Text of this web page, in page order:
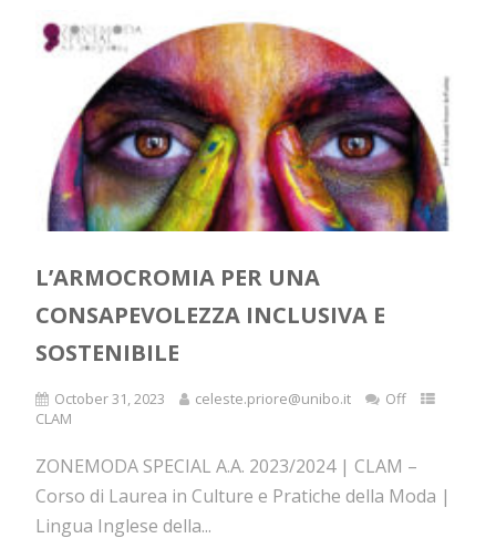
L’ARMOCROMIA PER UNA
CONSAPEVOLEZZA INCLUSIVA E
SOSTENIBILE
October 31, 2023 celeste.priore@unibo.it
Off
CLAM
ZONEMODA SPECIAL A.A. 2023/2024 | CLAM –
Corso di Laurea in Culture e Pratiche della Moda |
Lingua Inglese della...